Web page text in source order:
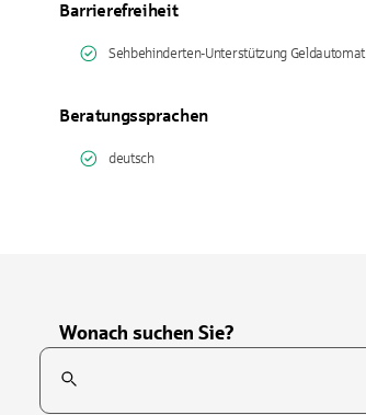
Barrierefreiheit
Sehbehinderten-Unterstützung Geldautomat
Beratungssprachen
deutsch
Wonach suchen Sie?
Suchfeld